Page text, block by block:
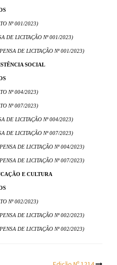
Nº 001/2023)
DE LICITAÇÃO Nº 001/2023)
DE LICITAÇÃO Nº 001/2023)
SOCIAL
Nº 004/2023)
Nº 007/2023)
DE LICITAÇÃO Nº 004/2023)
DE LICITAÇÃO Nº 007/2023)
DE LICITAÇÃO Nº 004/2023)
DE LICITAÇÃO Nº 007/2023)
E CULTURA
Nº 002/2023)
DE LICITAÇÃO Nº 002/2023)
DE LICITAÇÃO Nº 002/2023)